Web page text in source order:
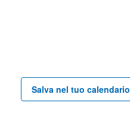
Salva nel tuo calendario